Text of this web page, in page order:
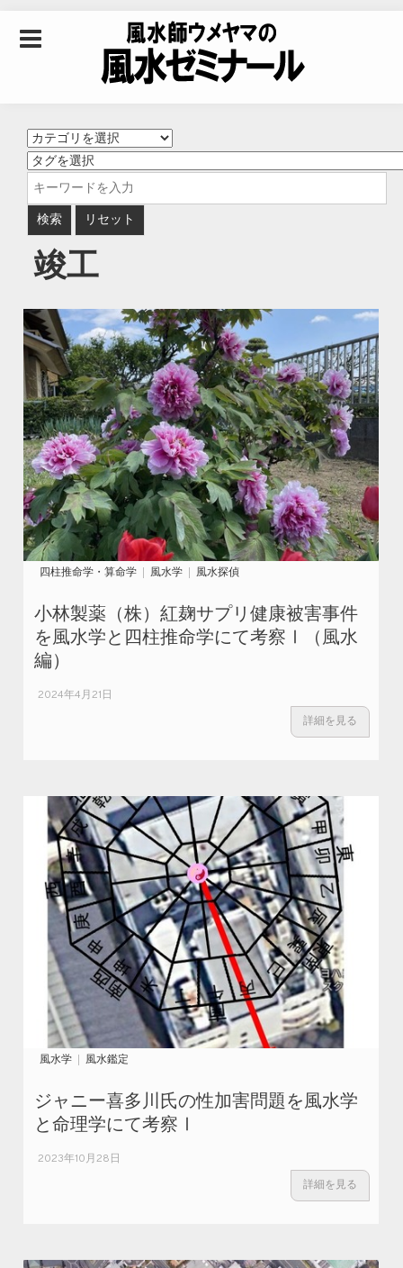
風水師ウメヤマの風
水ゼミナール｜風水
学・四柱推命学・易
学を合わせた立命講
座
竣工
四柱推命学・算命学 風水学 風水探偵
小林製薬（株）紅麹サプリ健康被害事件
を風水学と四柱推命学にて考察Ⅰ（風水
編）
2024年4月21日
詳細を見る
風水学 風水鑑定
ジャニー喜多川氏の性加害問題を風水学
と命理学にて考察Ⅰ
2023年10月28日
詳細を見る